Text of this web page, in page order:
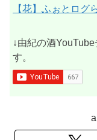
【花】ふぉとログ
↓由紀の酒
す。